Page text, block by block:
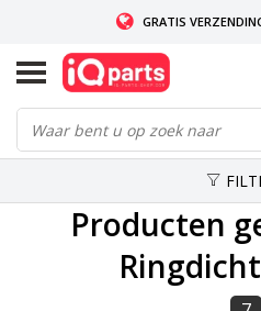
GRATIS
INDIEN VOORRADIG: VOOR 14:00
Producten